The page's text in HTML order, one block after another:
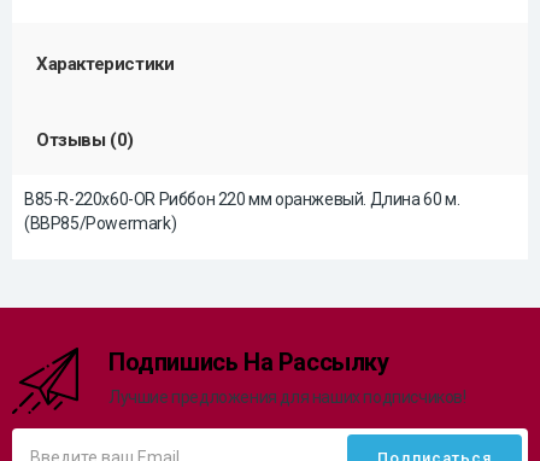
Характеристики
Отзывы (0)
B85-R-220x60-OR Риббон 220 мм оранжевый. Длина 60 м.
(BBP85/Powermark)
Подпишись На Рассылку
Лучшие предложения для наших подписчиков!